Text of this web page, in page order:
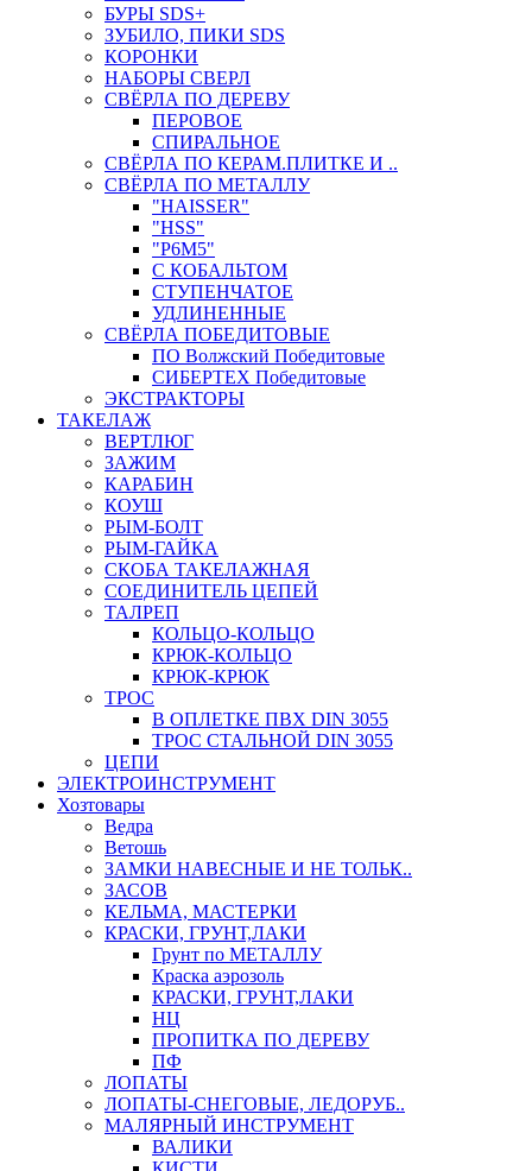
БУРЫ SDS+
ЗУБИЛО, ПИКИ SDS
КОРОНКИ
НАБОРЫ СВЕРЛ
СВЁРЛА ПО ДЕРЕВУ
ПЕРОВОЕ
СПИРАЛЬНОЕ
СВЁРЛА ПО КЕРАМ.ПЛИТКЕ И ..
СВЁРЛА ПО МЕТАЛЛУ
"HAISSER"
"HSS"
"Р6М5"
С КОБАЛЬТОМ
СТУПЕНЧАТОЕ
УДЛИНЕННЫЕ
СВЁРЛА ПОБЕДИТОВЫЕ
ПО Волжский Победитовые
СИБЕРТЕХ Победитовые
ЭКСТРАКТОРЫ
ТАКЕЛАЖ
ВЕРТЛЮГ
ЗАЖИМ
КАРАБИН
КОУШ
РЫМ-БОЛТ
РЫМ-ГАЙКА
СКОБА ТАКЕЛАЖНАЯ
СОЕДИНИТЕЛЬ ЦЕПЕЙ
ТАЛРЕП
КОЛЬЦО-КОЛЬЦО
КРЮК-КОЛЬЦО
КРЮК-КРЮК
ТРОС
В ОПЛЕТКЕ ПВХ DIN 3055
ТРОС СТАЛЬНОЙ DIN 3055
ЦЕПИ
ЭЛЕКТРОИНСТРУМЕНТ
Хозтовары
Ведра
Ветошь
ЗАМКИ НАВЕСНЫЕ И НЕ ТОЛЬК..
ЗАСОВ
КЕЛЬМА, МАСТЕРКИ
КРАСКИ, ГРУНТ,ЛАКИ
Грунт по МЕТАЛЛУ
Краска аэрозоль
КРАСКИ, ГРУНТ,ЛАКИ
НЦ
ПРОПИТКА ПО ДЕРЕВУ
ПФ
ЛОПАТЫ
ЛОПАТЫ-СНЕГОВЫЕ, ЛЕДОРУБ..
МАЛЯРНЫЙ ИНСТРУМЕНТ
ВАЛИКИ